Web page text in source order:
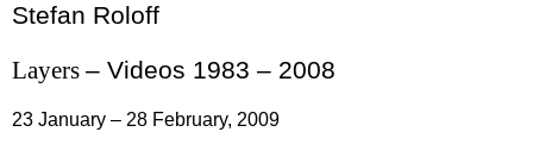
Stefan Roloff
Layers – Videos 1983 – 2008
23 January – 28 February, 2009